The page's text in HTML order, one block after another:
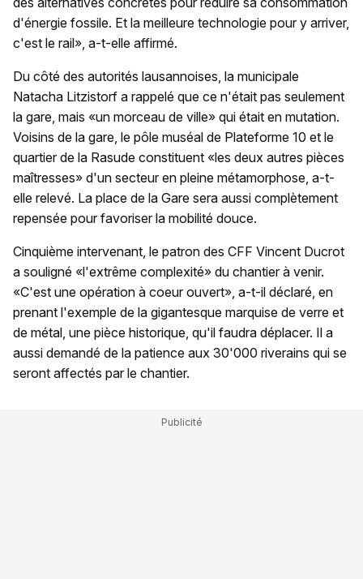
d'énergie fossile. Et la meilleure technologie pour y arriver,
c'est le rail», a-t-elle affirmé.
Du côté des autorités lausannoises, la municipale
Natacha Litzistorf a rappelé que ce n'était pas seulement
la gare, mais «un morceau de ville» qui était en mutation.
Voisins de la gare, le pôle muséal de Plateforme 10 et le
quartier de la Rasude constituent «les deux autres pièces
maîtresses» d'un secteur en pleine métamorphose, a-t-
elle relevé. La place de la Gare sera aussi complètement
repensée pour favoriser la mobilité douce.
Cinquième intervenant, le patron des CFF Vincent Ducrot
a souligné «l'extrême complexité» du chantier à venir.
«C'est une opération à coeur ouvert», a-t-il déclaré, en
prenant l'exemple de la gigantesque marquise de verre et
de métal, une pièce historique, qu'il faudra déplacer. Il a
aussi demandé de la patience aux 30'000 riverains qui se
seront affectés par le chantier.